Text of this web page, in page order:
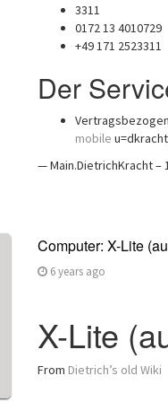
3311
0172 13 4010729
+49 171 2523311
Der
mobile
— Main.DietrichKracht –
Computer: X-Lite
6 years ago
X-Lite
From Dietrich’s old Wiki